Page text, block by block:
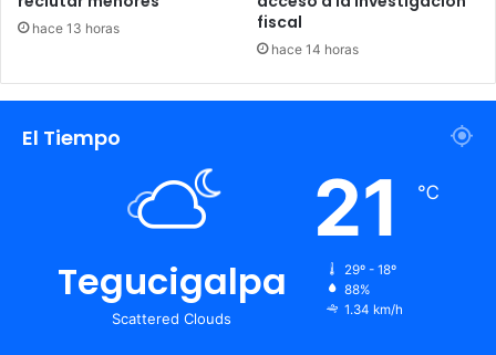
hace 13 horas
fiscal
hace 14 horas
El Tiempo
Tegucigalpa
Scattered Clouds
21 ℃
29º - 18º
88%
1.34 km/h